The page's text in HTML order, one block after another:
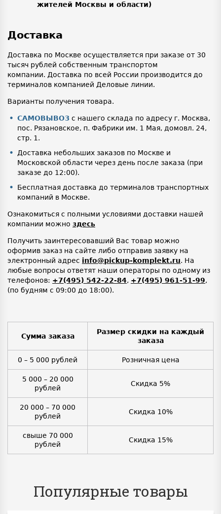
жителей Москвы и области)
Доставка
Доставка по Москве осуществляется при заказе от 30
тысяч рублей собственным транспортом
компании. Доставка по всей России производится до
терминалов компанией Деловые линии.
Варианты получения товара.
САМОВЫВОЗ с нашего склада по адресу г. Москва,
пос. Рязановское, п. Фабрики им. 1 Мая, домовл. 24,
стр. 1.
Доставка небольших заказов по Москве и
Московской области через день после заказа (при
заказе до 12:00).
Бесплатная доставка до терминалов транспортных
компаний в Москве.
Ознакомиться с полными условиями доставки нашей
компании можно здесь
Получить заинтересовавший Вас товар можно
оформив заказ на сайте либо отправив заявку на
электронный адрес info@pickup-komplekt.ru. На
любые вопросы ответят наши операторы по одному из
телефонов: +7(495) 542-22-84, +7(495) 961-51-99,
(по будням с 09:00 до 18:00).
Сумма заказа
Размер скидки на каждый
заказа
0 – 5 000 рублей Розничная цена
5 000 – 20 000
рублей
Скидка 5%
20 000 – 70 000
рублей
Скидка 10%
свыше 70 000
рублей
Скидка 15%
Популярные товары